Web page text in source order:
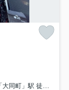
町」駅 徒歩16分